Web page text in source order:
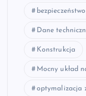
Dane
Konstrukcja
Mocny układ
optymalizacja